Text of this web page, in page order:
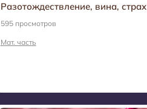
Разотождествление, вина, страх
595 просмотров
Мат. часть